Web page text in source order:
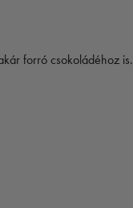
forró csokoládéhoz is.